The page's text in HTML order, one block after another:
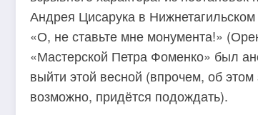
Андрея Цисарука в
«О, не ставьте мне монумента!»
«Мастерской Петра Фоменко» был
выйти этой весной (впрочем, об
возможно, придётся подождать).